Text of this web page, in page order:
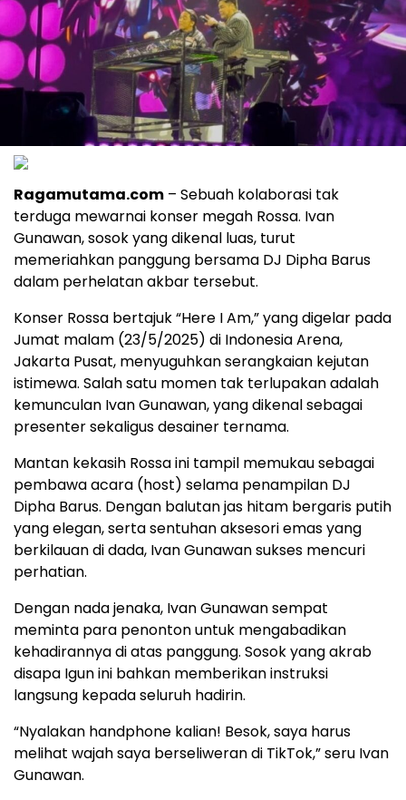
Ragamutama.com – Sebuah kolaborasi tak
terduga mewarnai konser megah Rossa. Ivan
Gunawan, sosok yang dikenal luas, turut
memeriahkan panggung bersama DJ Dipha Barus
dalam perhelatan akbar tersebut.
Konser Rossa bertajuk “Here I Am,” yang digelar pada
Jumat malam (23/5/2025) di Indonesia Arena,
Jakarta Pusat, menyuguhkan serangkaian kejutan
istimewa. Salah satu momen tak terlupakan adalah
kemunculan Ivan Gunawan, yang dikenal sebagai
presenter sekaligus desainer ternama.
Mantan kekasih Rossa ini tampil memukau sebagai
pembawa acara (host) selama penampilan DJ
Dipha Barus. Dengan balutan jas hitam bergaris putih
yang elegan, serta sentuhan aksesori emas yang
berkilauan di dada, Ivan Gunawan sukses mencuri
perhatian.
Dengan nada jenaka, Ivan Gunawan sempat
meminta para penonton untuk mengabadikan
kehadirannya di atas panggung. Sosok yang akrab
disapa Igun ini bahkan memberikan instruksi
langsung kepada seluruh hadirin.
“Nyalakan handphone kalian! Besok, saya harus
melihat wajah saya berseliweran di TikTok,” seru Ivan
Gunawan.